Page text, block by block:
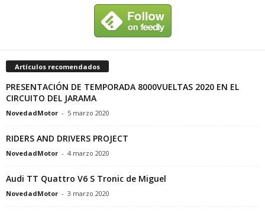
Artículos recomendados
PRESENTACIÓN DE TEMPORADA 8000VUELTAS 2020 EN EL
CIRCUITO DEL JARAMA
NovedadMotor - 5 marzo 2020
RIDERS AND DRIVERS PROJECT
NovedadMotor - 4 marzo 2020
Audi TT Quattro V6 S Tronic de Miguel
NovedadMotor - 3 marzo 2020